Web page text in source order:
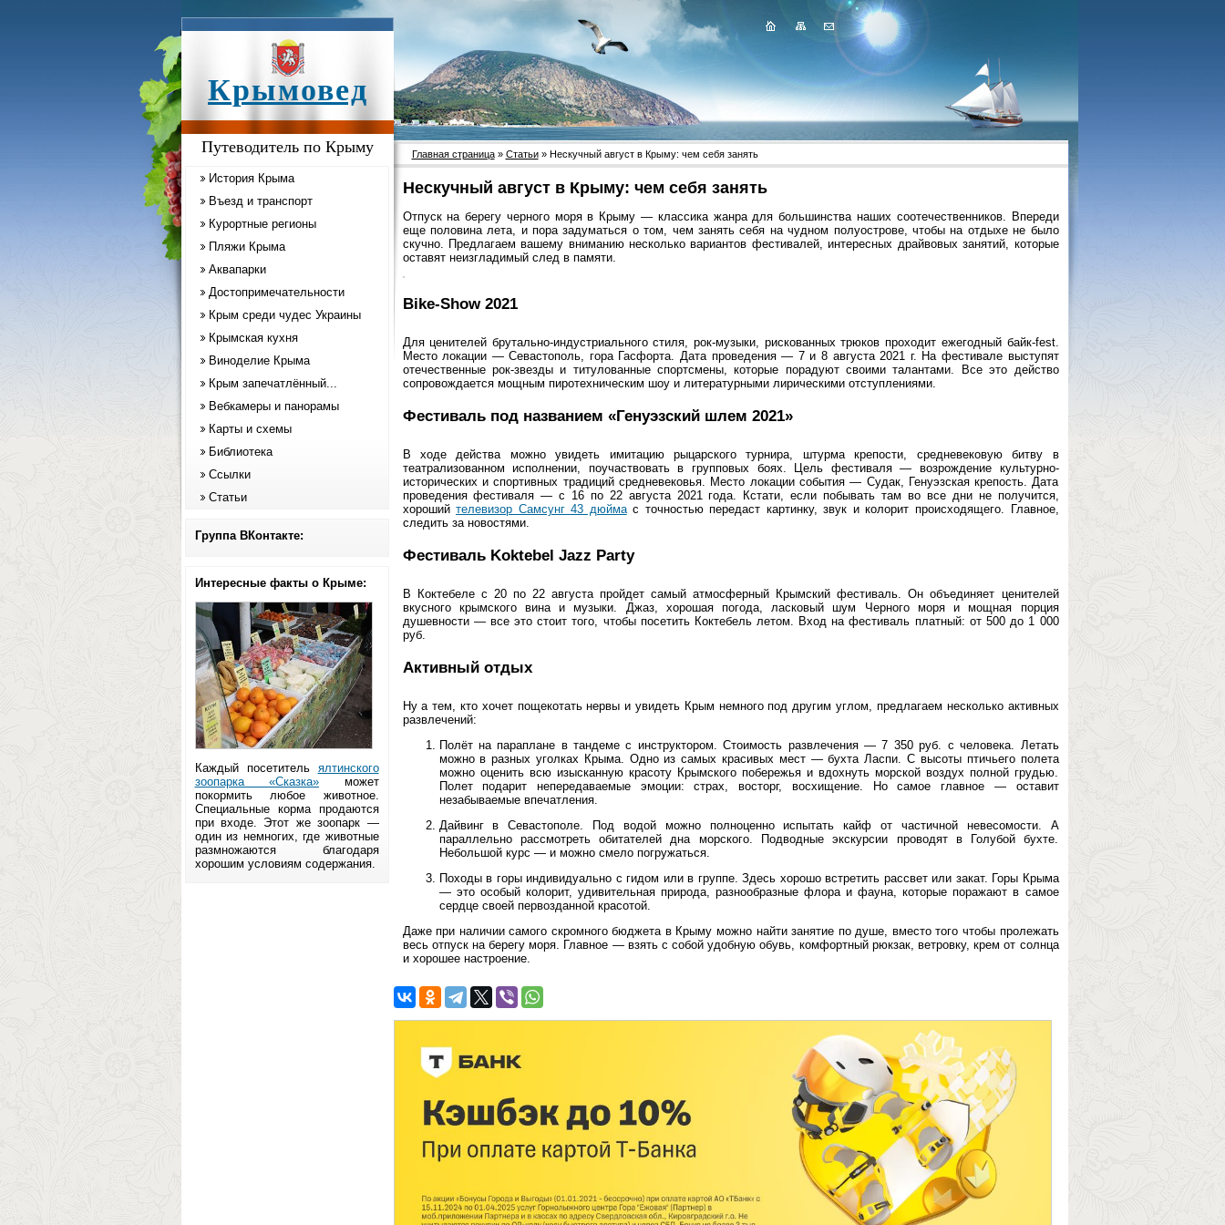
Крымовед
Путеводитель по Крыму
История Крыма
Въезд и транспорт
Курортные регионы
Пляжи Крыма
Аквапарки
Достопримечательности
Крым среди чудес Украины
Крымская кухня
Виноделие Крыма
Крым запечатлённый...
Вебкамеры и панорамы
Карты и схемы
Библиотека
Ссылки
Статьи
Группа ВКонтакте:
Интересные факты о Крыме:
Каждый посетитель ялтинского
зоопарка «Сказка» может
покормить любое животное.
Специальные корма продаются
при входе. Этот же зоопарк —
один из немногих, где животные
размножаются благодаря
хорошим условиям содержания.
Главная страница» Статьи» Нескучный август в Крыму: чем себя занять
Нескучный август в Крыму: чем себя занять
Отпуск на берегу черного моря в Крыму — классика жанра для большинства наших соотечественников. Впереди
еще половина лета, и пора задуматься о том, чем занять себя на чудном полуострове, чтобы на отдыхе не было
скучно. Предлагаем вашему вниманию несколько вариантов фестивалей, интересных драйвовых занятий, которые
оставят неизгладимый след в памяти.
Bike-Show 2021
Для ценителей брутально-индустриального стиля, рок-музыки, рискованных трюков проходит ежегодный байк-fest.
Место локации — Севастополь, гора Гасфорта. Дата проведения — 7 и 8 августа 2021 г. На фестивале выступят
отечественные рок-звезды и титулованные спортсмены, которые порадуют своими талантами. Все это действо
сопровождается мощным пиротехническим шоу и литературными лирическими отступлениями.
Фестиваль под названием «Генуэзский шлем 2021»
В ходе действа можно увидеть имитацию рыцарского турнира, штурма крепости, средневековую битву в
театрализованном исполнении, поучаствовать в групповых боях. Цель фестиваля — возрождение культурно-
исторических и спортивных традиций средневековья. Место локации события — Судак, Генуэзская крепость. Дата
проведения фестиваля — с 16 по 22 августа 2021 года. Кстати, если побывать там во все дни не получится,
хорошийтелевизор Самсунг 43 дюймас точностью передаст картинку, звук и колорит происходящего. Главное,
следить за новостями.
Фестиваль Koktebel Jazz Party
В Коктебеле с 20 по 22 августа пройдет самый атмосферный Крымский фестиваль. Он объединяет ценителей
вкусного крымского вина и музыки. Джаз, хорошая погода, ласковый шум Черного моря и мощная порция
душевности — все это стоит того, чтобы посетить Коктебель летом. Вход на фестиваль платный: от 500 до 1 000
руб.
Активный отдых
Ну а тем, кто хочет пощекотать нервы и увидеть Крым немного под другим углом, предлагаем несколько активных
развлечений:
Полёт на параплане в тандеме с инструктором. Стоимость развлечения — 7 350 руб. с человека. Летать
можно в разных уголках Крыма. Одно из самых красивых мест — бухта Ласпи. С высоты птичьего полета
можно оценить всю изысканную красоту Крымского побережья и вдохнуть морской воздух полной грудью.
Полет подарит непередаваемые эмоции: страх, восторг, восхищение. Но самое главное — оставит
незабываемые впечатления.
Дайвинг в Севастополе. Под водой можно полноценно испытать кайф от частичной невесомости. А
параллельно рассмотреть обитателей дна морского. Подводные экскурсии проводят в Голубой бухте.
Небольшой курс — и можно смело погружаться.
Походы в горы индивидуально с гидом или в группе. Здесь хорошо встретить рассвет или закат. Горы Крыма
— это особый колорит, удивительная природа, разнообразные флора и фауна, которые поражают в самое
сердце своей первозданной красотой.
Даже при наличии самого скромного бюджета в Крыму можно найти занятие по душе, вместо того чтобы пролежать
весь отпуск на берегу моря. Главное — взять с собой удобную обувь, комфортный рюкзак, ветровку, крем от солнца
и хорошее настроение.